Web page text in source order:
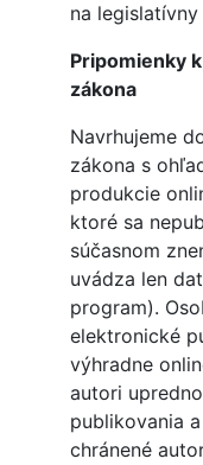
na legislatívny
Pripomienky
zákona
Navrhujeme
zákona s
produkcie
ktoré sa
súčasnom
uvádza len
program).
elektronické
výhradne
autori
publikovania
chránené